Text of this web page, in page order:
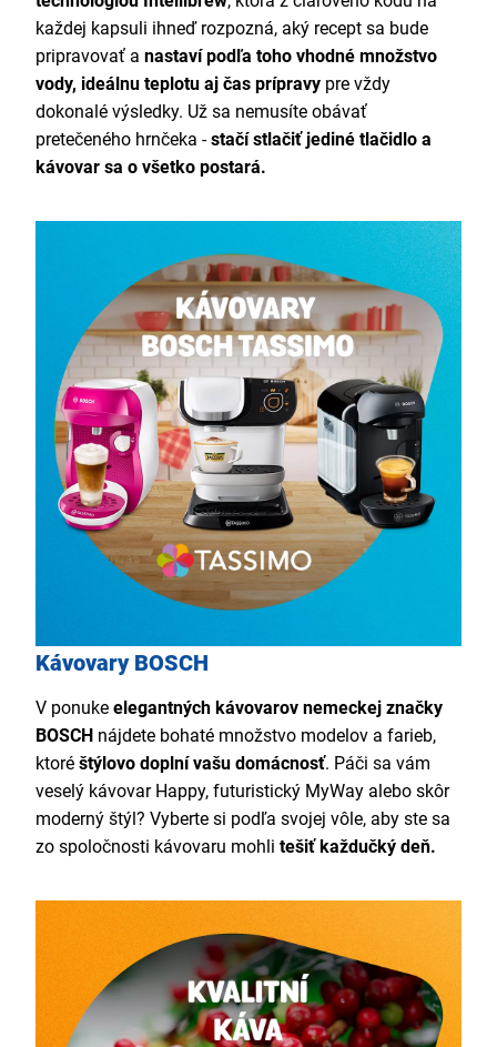
každej kapsuli ihneď rozpozná, aký recept sa bude
pripravovať a nastaví podľa toho vhodné množstvo
vody, ideálnu teplotu aj čas prípravy pre vždy
dokonalé výsledky. Už sa nemusíte obávať
pretečeného hrnčeka -stačí stlačiť jediné tlačidlo a
kávovar sa o všetko postará.
Kávovary BOSCH
V ponuke elegantných kávovarov nemeckej značky
BOSCH nájdete bohaté množstvo modelov a farieb,
ktoré štýlovo doplní vašu domácnosť. Páči sa vám
veselý kávovar Happy, futuristický MyWay alebo skôr
moderný štýl? Vyberte si podľa svojej vôle, aby ste sa
zo spoločnosti kávovaru mohli tešiť každučký deň.